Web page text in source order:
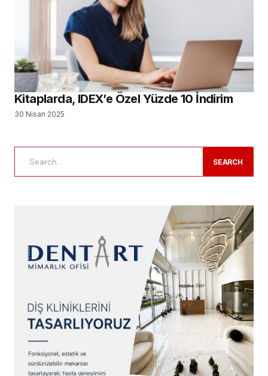
Kitaplarda, IDEX’e Özel Yüzde 10 İndirim
30 Nisan 2025
SEARCH